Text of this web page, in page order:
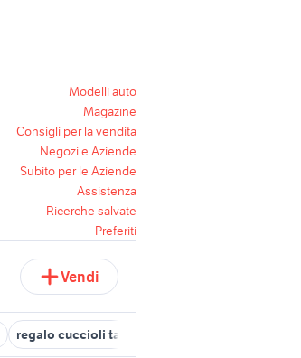
Modelli auto
Magazine
Consigli per la vendita
Negozi e Aziende
Subito per le Aziende
Assistenza
Ricerche salvate
Preferiti
Vendi
regalo cuccioli taranto